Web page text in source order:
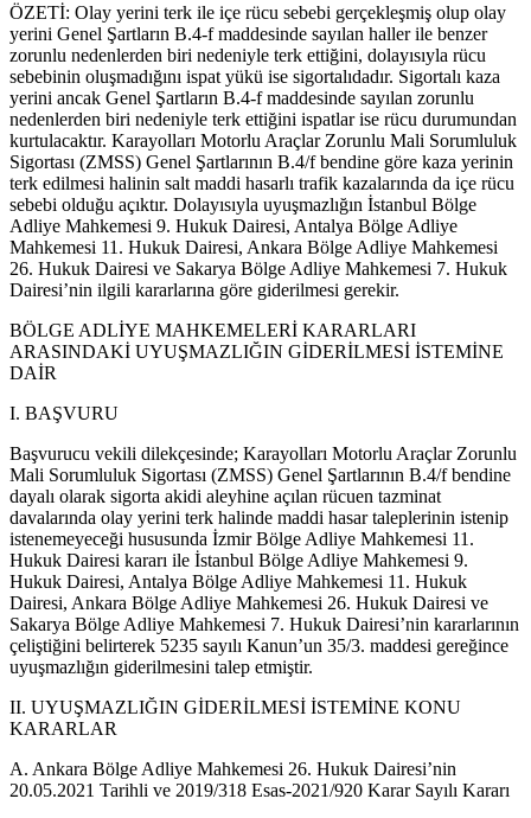
ÖZETİ: Olay yerini terk ile içe rücu sebebi gerçekleşmiş olup olay
yerini Genel Şartların B.4-f maddesinde sayılan haller ile benzer
zorunlu nedenlerden biri nedeniyle terk ettiğini, dolayısıyla rücu
sebebinin oluşmadığını ispat yükü ise sigortalıdadır. Sigortalı kaza
yerini ancak Genel Şartların B.4-f maddesinde sayılan zorunlu
nedenlerden biri nedeniyle terk ettiğini ispatlar ise rücu durumundan
kurtulacaktır. Karayolları Motorlu Araçlar Zorunlu Mali Sorumluluk
Sigortası (ZMSS) Genel Şartlarının B.4/f bendine göre kaza yerinin
terk edilmesi halinin salt maddi hasarlı trafik kazalarında da içe rücu
sebebi olduğu açıktır. Dolayısıyla uyuşmazlığın İstanbul Bölge
Adliye Mahkemesi 9. Hukuk Dairesi, Antalya Bölge Adliye
Mahkemesi 11. Hukuk Dairesi, Ankara Bölge Adliye Mahkemesi
26. Hukuk Dairesi ve Sakarya Bölge Adliye Mahkemesi 7. Hukuk
Dairesi’nin ilgili kararlarına göre giderilmesi gerekir.
BÖLGE ADLİYE MAHKEMELERİ KARARLARI
ARASINDAKİ UYUŞMAZLIĞIN GİDERİLMESİ İSTEMİNE
DAİR
I. BAŞVURU
Başvurucu vekili dilekçesinde; Karayolları Motorlu Araçlar Zorunlu
Mali Sorumluluk Sigortası (ZMSS) Genel Şartlarının B.4/f bendine
dayalı olarak sigorta akidi aleyhine açılan rücuen tazminat
davalarında olay yerini terk halinde maddi hasar taleplerinin istenip
istenemeyeceği hususunda İzmir Bölge Adliye Mahkemesi 11.
Hukuk Dairesi kararı ile İstanbul Bölge Adliye Mahkemesi 9.
Hukuk Dairesi, Antalya Bölge Adliye Mahkemesi 11. Hukuk
Dairesi, Ankara Bölge Adliye Mahkemesi 26. Hukuk Dairesi ve
Sakarya Bölge Adliye Mahkemesi 7. Hukuk Dairesi’nin kararlarının
çeliştiğini belirterek 5235 sayılı Kanun’un 35/3. maddesi gereğince
uyuşmazlığın giderilmesini talep etmiştir.
II. UYUŞMAZLIĞIN GİDERİLMESİ İSTEMİNE KONU
KARARLAR
A. Ankara Bölge Adliye Mahkemesi 26. Hukuk Dairesi’nin
20.05.2021 Tarihli ve 2019/318 Esas-2021/920 Karar Sayılı Kararı